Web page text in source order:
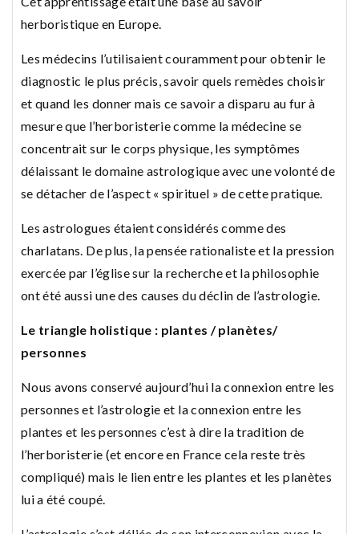
herboristique en Europe.
Les médecins l’utilisaient couramment pour obtenir le
diagnostic le plus précis, savoir quels remèdes choisir
et quand les donner mais ce savoir a disparu au fur à
mesure que l’herboristerie comme la médecine se
concentrait sur le corps physique, les symptômes
délaissant le domaine astrologique avec une volonté de
se détacher de l’aspect « spirituel » de cette pratique.
Les astrologues étaient considérés comme des
charlatans. De plus, la pensée rationaliste et la pression
exercée par l’église sur la recherche et la philosophie
ont été aussi une des causes du déclin de l’astrologie.
Le triangle holistique : plantes / planètes/
personnes
Nous avons conservé aujourd’hui la connexion entre les
personnes et l’astrologie et la connexion entre les
plantes et les personnes c’est à dire la tradition de
l’herboristerie (et encore en France cela reste très
compliqué) mais le lien entre les plantes et les planètes
lui a été coupé.